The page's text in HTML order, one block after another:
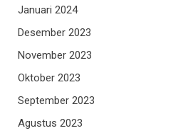
Januari 2024
Desember 2023
November 2023
Oktober 2023
September 2023
Agustus 2023